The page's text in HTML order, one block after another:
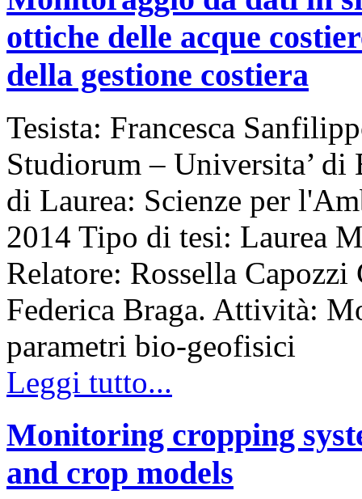
ottiche delle acque
della gestione costiera
Tesista: Francesca
Studiorum – Universita’ di
di Laurea: Scienze per
2014 Tipo di tesi: Laurea
Relatore: Rossella
Federica Braga. Attività:
parametri bio-geofisici
Leggi tutto...
Monitoring cropping
and crop models